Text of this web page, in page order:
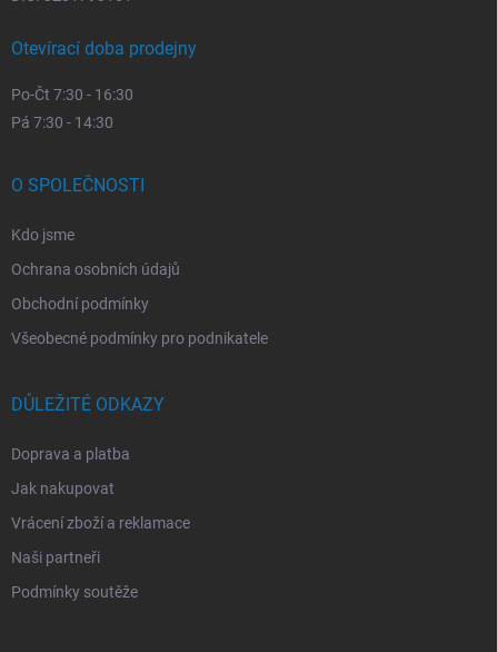
Otevírací doba prodejny
Po-Čt 7:30 - 16:30
Pá 7:30 - 14:30
O SPOLEČNOSTI
Kdo jsme
Ochrana osobních údajů
Obchodní podmínky
Všeobecné podmínky pro podnikatele
DŮLEŽITÉ ODKAZY
Doprava a platba
Jak nakupovat
Vrácení zboží a reklamace
Naši partneři
Podmínky soutěže